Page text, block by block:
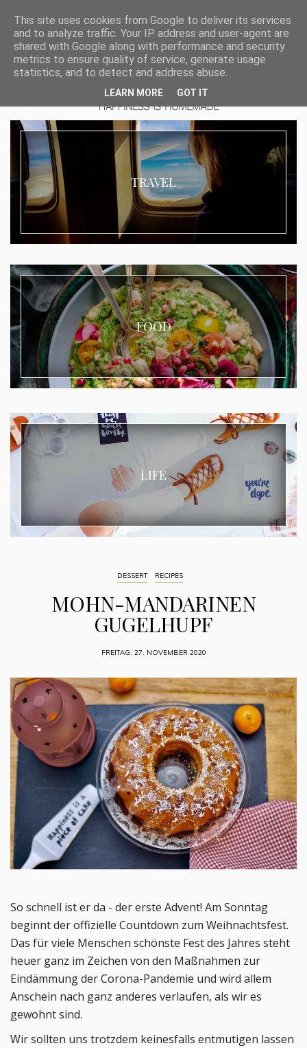
TRAVEL
FOOD
LIFE
DESSERT RECIPES
MOHN-MANDARINEN
GUGELHUPF
FREITAG, 27. NOVEMBER 2020
So schnell ist er da - der erste Advent! Am Sonntag
beginnt der offizielle Countdown zum Weihnachtsfest.
Das für viele Menschen schönste Fest des Jahres steht
heuer ganz im Zeichen von den Maßnahmen zur
Eindämmung der Corona-Pandemie und wird allem
Anschein nach ganz anderes verlaufen, als wir es
gewohnt sind.
Wir sollten uns trotzdem keinesfalls entmutigen lassen
This site uses cookies from Google to deliver its services
and to analyze traffic. Your IP address and user-agent are
shared with Google along with performance and security
metrics to ensure quality of service, generate usage
statistics, and to detect and address abuse.
LEARN MORE GOT IT